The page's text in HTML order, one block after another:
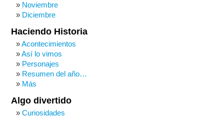
Noviembre
Diciembre
Haciendo Historia
Acontecimientos
Así lo vimos
Personajes
Resumen del año…
Más
Algo divertido
Curiosidades